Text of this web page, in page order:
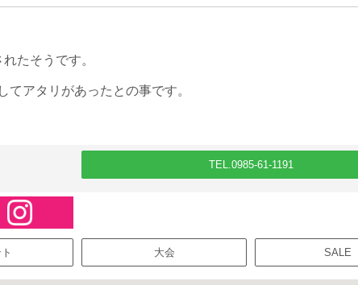
たそうです。
てアタリがあったとの事です。
TEL.0985-61-1191
大会 SALE